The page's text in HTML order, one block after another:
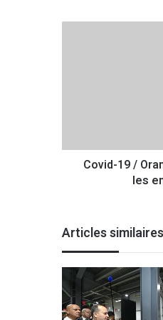
/
p
l
u
s
d
e
Covid-19 /
les
Articles similaires